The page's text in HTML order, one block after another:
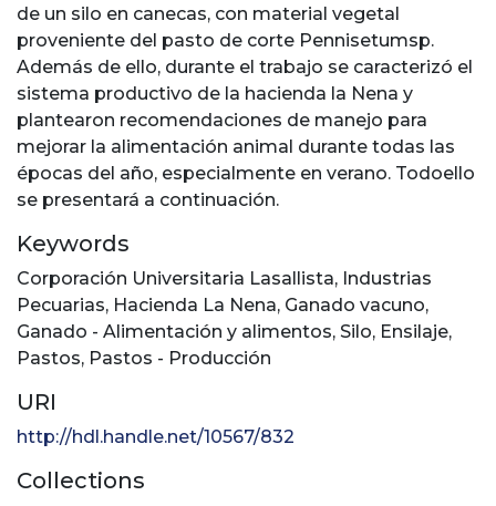
de un silo en canecas, con material vegetal
proveniente del pasto de corte Pennisetumsp.
Además de ello, durante el trabajo se caracterizó el
sistema productivo de la hacienda la Nena y
plantearon recomendaciones de manejo para
mejorar la alimentación animal durante todas las
épocas del año, especialmente en verano. Todoello
se presentará a continuación.
Keywords
Corporación Universitaria Lasallista, Industrias
Pecuarias, Hacienda La Nena, Ganado vacuno,
Ganado - Alimentación y alimentos, Silo, Ensilaje,
Pastos, Pastos - Producción
URI
http://hdl.handle.net/10567/832
Collections